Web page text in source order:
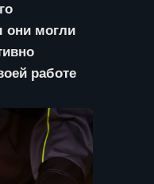
они могли
работе